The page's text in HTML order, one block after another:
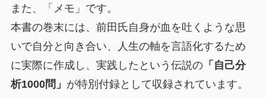
また、「メモ」です。
本書の巻末には、前田氏自身が血を吐くような思
いで自分と向き合い、人生の軸を言語化するため
に実際に作成し、実践したという伝説の「自己分
析1000問」 が特別付録として収録されています。